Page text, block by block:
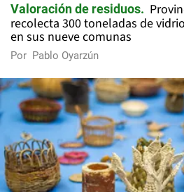
Valoración de residuos
recolecta 300 toneladas de
en sus nueve comunas
Por Pablo Oyarzún